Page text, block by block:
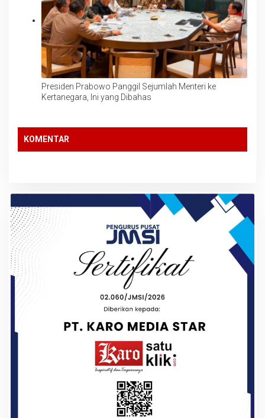
Presiden Prabowo Panggil Sejumlah Menteri ke
Kertanegara, Ini yang Dibahas
KOMENTAR